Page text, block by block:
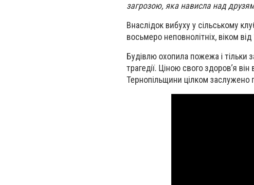
загрозою, яка нависла над
Внаслідок вибуху у сільському
восьмеро неповнолітніх, віком
Будівлю охопила пожежа і тільки
трагедії. Ціною свого здоров’я
Тернопільщини цілком заслужено